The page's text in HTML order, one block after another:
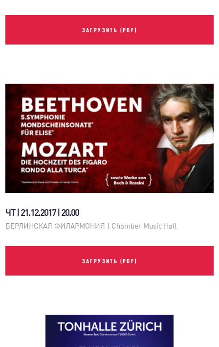
ЗАГРУЗИТЬ (PDF)
ЧТ | 21.12.2017 | 20.00
БЕРЛИНСКАЯ ФИЛАРМОНИЯ | Chamber Music Hall
ЗАГРУЗИТЬ (PDF)